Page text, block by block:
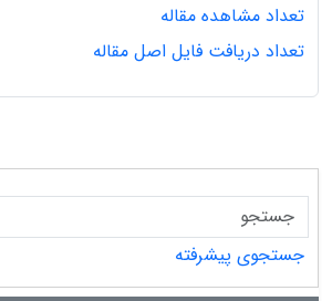
تعداد مشاهده مقاله
تعداد دریافت فایل اصل مقاله
جستجوی پیشرفته